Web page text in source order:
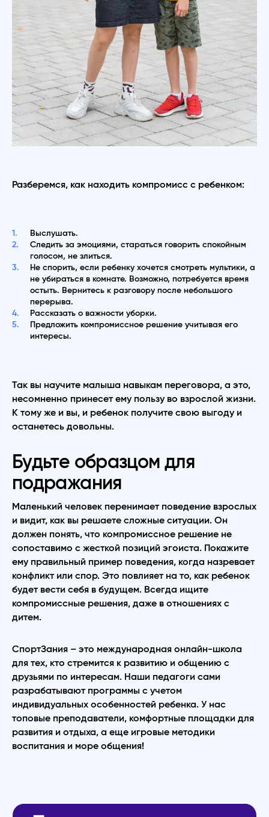
Разберемся, как находить компромисс с ребенком:
Выслушать.
Следить за эмоциями, стараться говорить спокойным
голосом, не злиться.
Не спорить, если ребенку хочется смотреть мультики, а
не убираться в комнате. Возможно, потребуется время
остыть. Вернитесь к разговору после небольшого
перерыва.
Рассказать о важности уборки.
Предложить компромиссное решение учитывая его
интересы.
Так вы научите малыша навыкам переговора, а это,
несомненно принесет ему пользу во взрослой жизни.
К тому же и вы, и ребенок получите свою выгоду и
останетесь довольны.
Будьте образцом для
подражания
Маленький человек перенимает поведение взрослых
и видит, как вы решаете сложные ситуации. Он
должен понять, что компромиссное решение не
сопоставимо с жесткой позиций эгоиста. Покажите
ему правильный пример поведения, когда назревает
конфликт или спор. Это повлияет на то, как ребенок
будет вести себя в будущем. Всегда ищите
компромиссные решения, даже в отношениях с
дитем.
СпортЗания – это международная онлайн-школа
для тех, кто стремится к развитию и общению с
друзьями по интересам. Наши педагоги сами
разрабатывают программы с учетом
индивидуальных особенностей ребенка. У нас
топовые преподаватели, комфортные площадки для
развития и отдыха, а еще игровые методики
воспитания и море общения!